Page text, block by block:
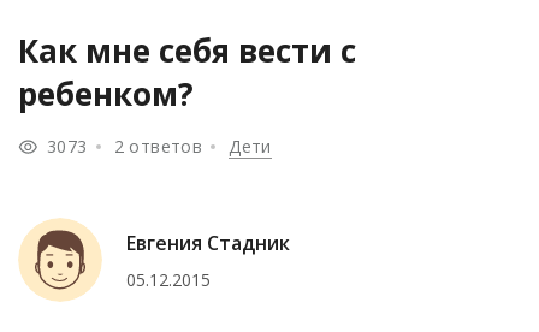
Как мне себя вести с
ребенком?
3073 2 ответов Дети
Евгения Стадник
05.12.2015